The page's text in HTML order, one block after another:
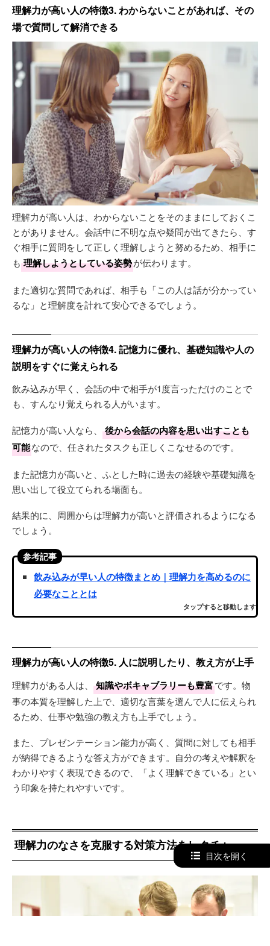
理解力が高い人の特徴3. わからないことがあれば、その
場で質問して解消できる
理解力が高い人は、わからないことをそのままにしておくこ
とがありません。会話中に不明な点や疑問が出てきたら、す
ぐ相手に質問をして正しく理解しようと努めるため、相手に
も 理解しようとしている姿勢が伝わります。
また適切な質問であれば、相手も「この人は話が分かってい
るな」と理解度を計れて安心できるでしょう。
理解力が高い人の特徴4. 記憶力に優れ、基礎知識や人の
説明をすぐに覚えられる
飲み込みが早く、会話の中で相手が1度言っただけのことで
も、すんなり覚えられる人がいます。
記憶力が高い人なら、
後から会話の内容を思い出すことも
可能なので、任されたタスクも正しくこなせるのです。
また記憶力が高いと、ふとした時に過去の経験や基礎知識を
思い出して役立てられる場面も。
結果的に、周囲からは理解力が高いと評価されるようになる
でしょう。
参考記事
飲み込みが早い人の特徴まとめ｜理解力を高めるのに
必要なこととは
タップすると移動します
理解力が高い人の特徴5. 人に説明したり、教え方が上手
理解力がある人は、 知識やボキャブラリーも豊富です。物
事の本質を理解した上で、適切な言葉を選んで人に伝えられ
るため、仕事や勉強の教え方も上手でしょう。
また、プレゼンテーション能力が高く、質問に対しても相手
が納得できるような答え方ができます。自分の考えや解釈を
わかりやすく表現できるので、「よく理解できている」とい
う印象を持たれやすいです。
理解力のなさを克服する対策方法をレクチャー
目次を開く